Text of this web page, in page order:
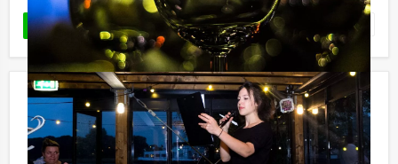
LEES MEER Favoriet
City Adventure in Delft
Vanaf€ 27,50 p.p. excl. BTW
Vanaf 12 personen ‐ 2 uur en 30 minuten